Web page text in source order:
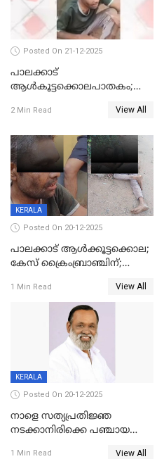
Posted On 21-12-2025
പാലക്കാട്‌
ആൾകൂട്ടക്കൊലപാതകം;
ഊർജ്ജിതമാക്കിമാക്കി
2 Min Read View All
KERALA
Posted On 20-12-2025
പാലക്കാട് ആൾക്കൂട്ടക്കൊല;
കേസ് ക്രൈംബ്രാഞ്ചിന്;
അന്വേഷിക്കും
1 Min Read View All
KERALA
Posted On 20-12-2025
നാളെ സത്യപ്രതിജ്ഞ
നടക്കാനിരിക്കെ പഞ്ചായത്ത്
1 Min Read View All